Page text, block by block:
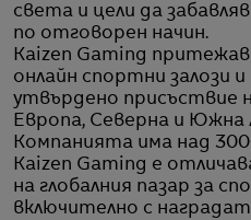
света и цели да
по отговорен начин.
Kaizen Gaming
онлайн спортни залози
утвърдено присъствие
Европа, Северна и Южна
Компанията има над
Kaizen Gaming е
на глобалния пазар за
включително с